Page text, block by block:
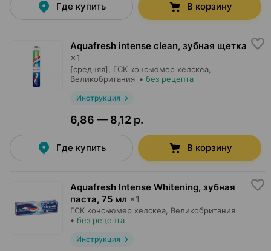
Где купить В корзину
Aquafresh intense clean, зубная щетка
×1
[средняя], ГСК консьюмер хелскеа
Великобритания • без рецепта
Инструкция
6,86 — 8,12 р.
Где купить В корзину
Aquafresh Intense Whitening, зубная
паста, 75 мл ×1
ГСК консьюмер хелскеа , Великобритания
• без рецепта
Инструкция